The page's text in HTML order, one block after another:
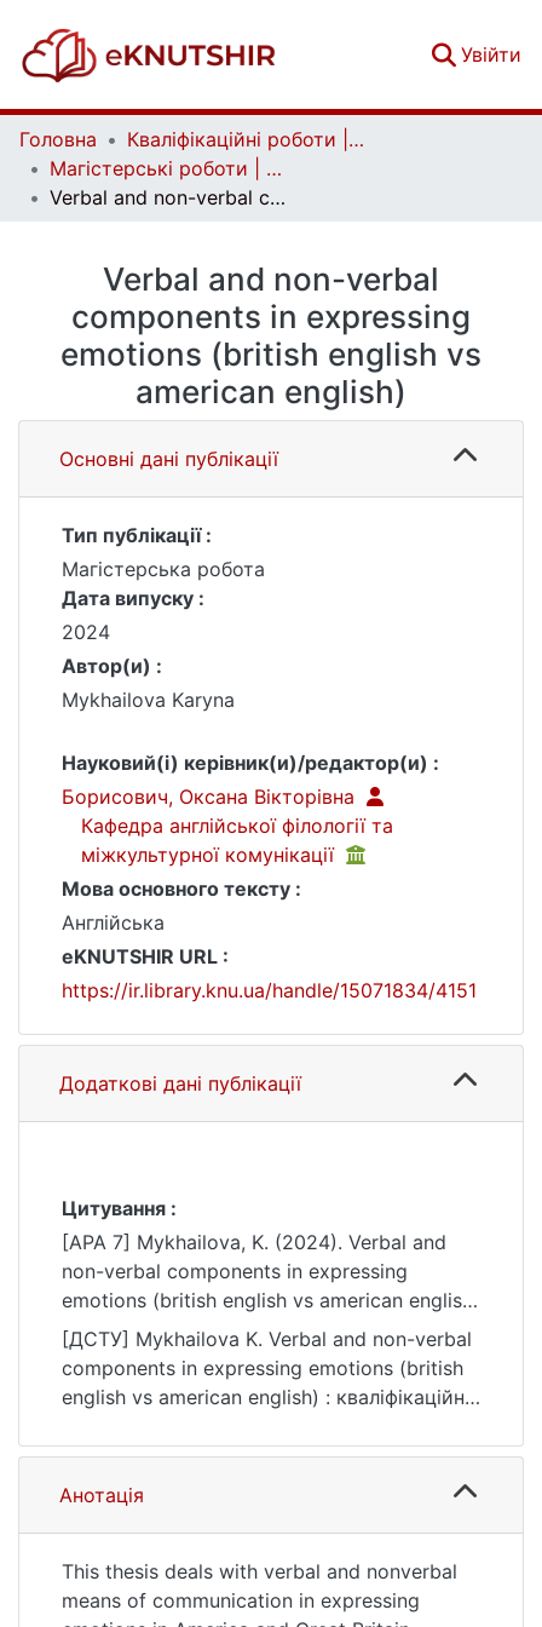
Увійти
Головна
Кваліфікаційні роботи | Qualifying works
Магістерські роботи | Master's theses
Verbal and non-verbal components in expressing emotions (british english vs american english)
Verbal and non-verbal
components in expressing
emotions (british english vs
american english)
Основні дані публікації
Тип публікації :
Магістерська робота
Дата випуску :
2024
Автор(и) :
Mykhailova Karyna
Науковий(і) керівник(и)/редактор(и) :
Борисович, Оксана Вікторівна
Кафедра англійської філології та
міжкультурної комунікації
Мова основного тексту :
Англійська
eKNUTSHIR URL :
https://ir.library.knu.ua/handle/15071834/4151
Додаткові дані публікації
Цитування :
[APA 7] Mykhailova, K. (2024). Verbal and
non-verbal components in expressing
emotions (british english vs american english)
[Master's thesis, Київський національний
університет імені Тараса Шевченка].
eKNUTSHIR.
https://ir.library.knu.ua/handle/15071834/4151
[ДСТУ] Mykhailova K. Verbal and non-verbal
components in expressing emotions (british
english vs american english) : кваліфікаційна
наук. кер. О. В. Борисович. Kyiv, 2024. 113
p. URL:
https://ir.library.knu.ua/handle/15071834/4151
Анотація
This thesis deals with verbal and nonverbal
means of communication in expressing